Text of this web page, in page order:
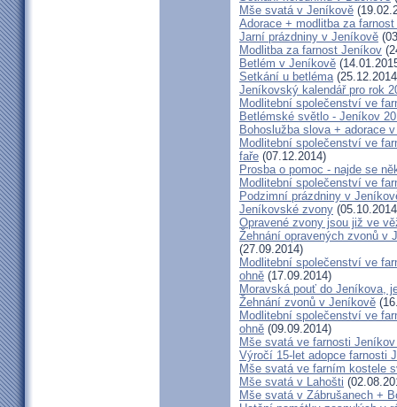
Mše svatá v Jeníkově
Adorace + modlitba za
Jarní prázdniny v Jeníkově
Modlitba za farnost Jeníkov
Betlém v Jeníkově
Setkání u betléma
Jeníkovský kalendář pro rok
Modlitební společenství ve
Betlémské světlo - Jeníkov
Bohoslužba slova + adorace
Modlitební společenství ve
faře (07.12.2014)
Prosba o pomoc - najde se
Modlitební společenství ve
Podzimní prázdniny v
Jeníkovské zvony
Opravené zvony jsou již ve
Žehnání opravených zvonů v
(27.09.2014)
Modlitební společenství ve
ohně (17.09.2014)
Moravská pouť do Jeníkova,
Žehnání zvonů v Jeníkově
Modlitební společenství ve
ohně (09.09.2014)
Mše svatá ve farnosti
Výročí 15-let adopce farnosti
Mše svatá ve farním kostele
Mše svatá v Lahošti
Mše svatá v Zábrušanech +